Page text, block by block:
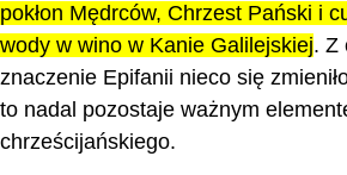
pokłon Mędrców, Chrzest Pański i
wody w wino w Kanie Galilejskiej. Z
znaczenie Epifanii nieco się
to nadal pozostaje ważnym
chrześcijańskiego.